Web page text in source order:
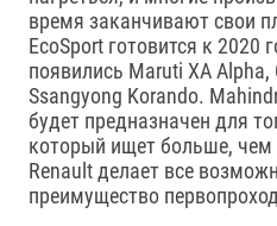
время заканчивают свои
EcoSport готовится к 2020
появились Maruti XA Alpha,
Ssangyong Korando.
будет предназначен для
который ищет больше, чем
Renault делает все
преимущество